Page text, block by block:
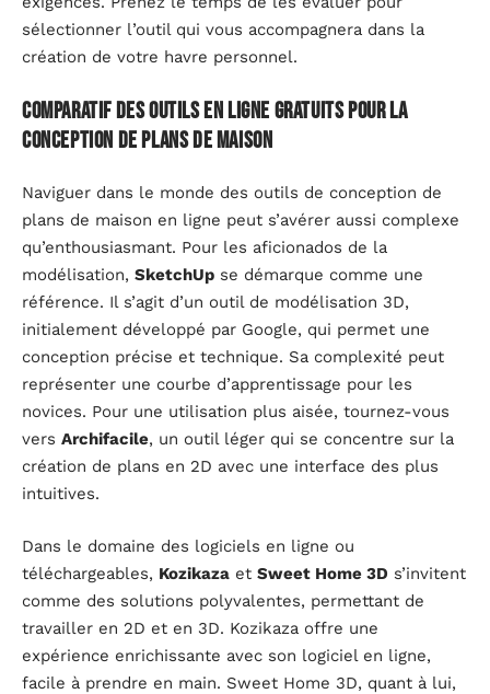
sélectionner l’outil qui vous accompagnera dans la
création de votre havre personnel.
Comparatif des outils en ligne gratuits pour la
conception de plans de maison
Naviguer dans le monde des outils de conception de
plans de maison en ligne peut s’avérer aussi complexe
qu’enthousiasmant. Pour les aficionados de la
modélisation, SketchUp se démarque comme une
référence. Il s’agit d’un outil de modélisation 3D,
initialement développé par Google, qui permet une
conception précise et technique. Sa complexité peut
représenter une courbe d’apprentissage pour les
novices. Pour une utilisation plus aisée, tournez-vous
vers Archifacile, un outil léger qui se concentre sur la
création de plans en 2D avec une interface des plus
intuitives.
Dans le domaine des logiciels en ligne ou
téléchargeables, Kozikaza et Sweet Home 3D s’invitent
comme des solutions polyvalentes, permettant de
travailler en 2D et en 3D. Kozikaza offre une
expérience enrichissante avec son logiciel en ligne,
facile à prendre en main. Sweet Home 3D, quant à lui,